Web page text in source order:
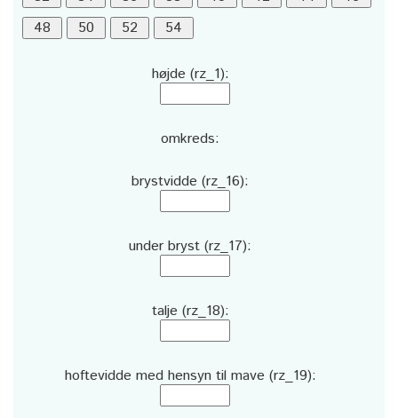
højde (rz_1):
omkreds:
brystvidde (rz_16):
under bryst (rz_17):
talje (rz_18):
hoftevidde med hensyn til mave (rz_19):